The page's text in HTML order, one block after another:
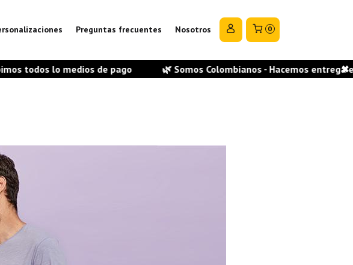
Preguntas frecuentes Nosotros 0
lo medios de pago 🌿 Somos Colombianos - Hacemos entrega en todas✖